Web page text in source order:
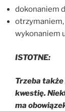
dokonaniem
wykonaniem
ISTOTNE:
Trzeba także
kwestię.
ma